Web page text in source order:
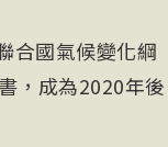
合國氣候變化綱
，成為2020年後